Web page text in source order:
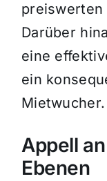
preiswerten
Darüber
eine
ein
Mietwucher.
Appell
Ebenen